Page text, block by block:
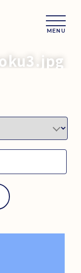
MENU